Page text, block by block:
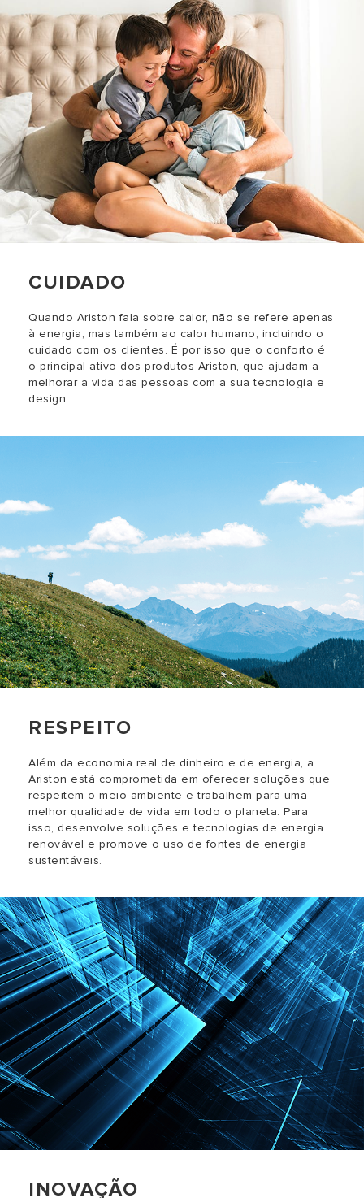
CUIDADO
Quando Ariston fala sobre calor, não se refere apenas
à energia, mas também ao calor humano, incluindo o
cuidado com os clientes. É por isso que o conforto é
o principal ativo dos produtos Ariston, que ajudam a
melhorar a vida das pessoas com a sua tecnologia e
design.
RESPEITO
Além da economia real de dinheiro e de energia, a
Ariston está comprometida em oferecer soluções que
respeitem o meio ambiente e trabalhem para uma
melhor qualidade de vida em todo o planeta. Para
isso, desenvolve soluções e tecnologias de energia
renovável e promove o uso de fontes de energia
sustentáveis.
INOVAÇÃO